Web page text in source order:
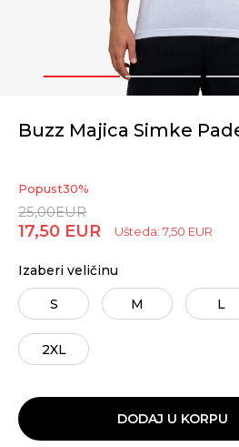
1 2
Buzz Majica Simke
Popust30%
25,00EUR
17,50 EUR Ušteda: 7,50 EUR
Izaberi veličinu
S M L
2XL
DODAJ U KORPU